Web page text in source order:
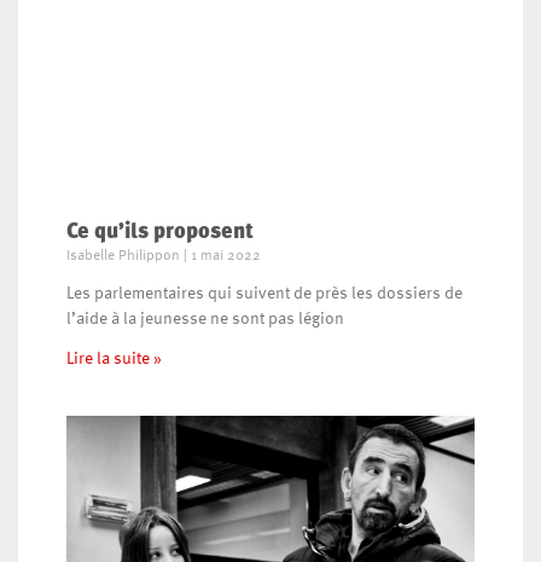
Ce qu’ils proposent
Isabelle Philippon 1 mai 2022
Les parlementaires qui suivent de près les dossiers de
l’aide à la jeunesse ne sont pas légion
Lire la suite »